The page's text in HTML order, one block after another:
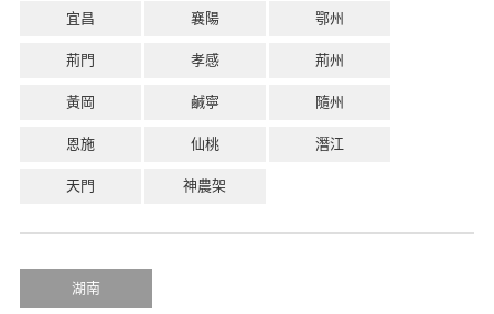
宜昌 襄陽 鄂州
荊門 孝感 荊州
黃岡 鹹寧 隨州
恩施 仙桃 潛江
天門 神農架
湖南